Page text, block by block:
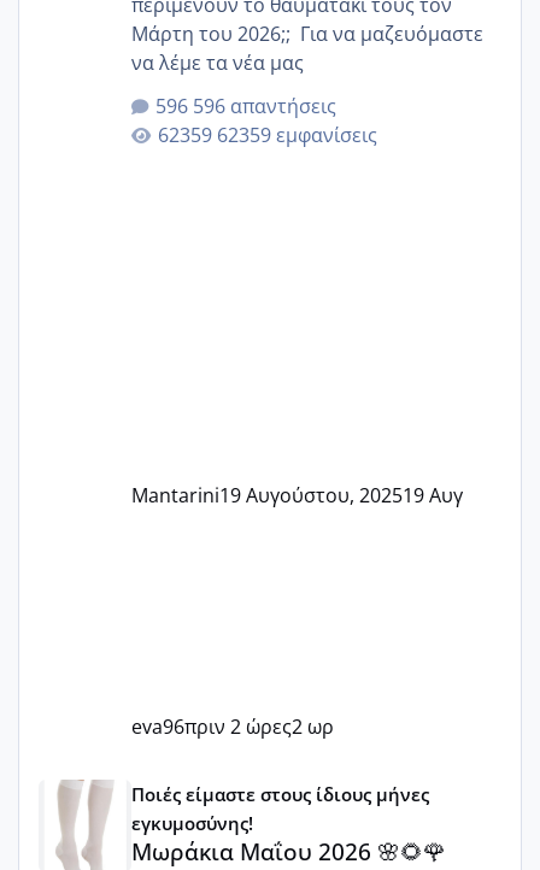
Μάρτη του 2026;; Για να μαζευόμαστε
να λέμε τα νέα μας
596 απαντήσεις
62359 εμφανίσεις
Mantarini19 Αυγούστου, 202519 Αυγ
eva96πριν 2 ώρες2 ωρ
Μωράκια Μαΐου 2026 🌸🌻🌹
Ποιές είμαστε στους ίδιους μήνες
εγκυμοσύνης!
Μωράκια Μαΐου 2026 🌸🌻🌹